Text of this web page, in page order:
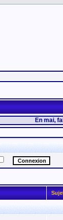
En mai, fais